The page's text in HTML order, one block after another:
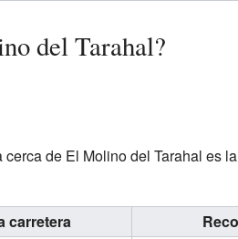
del Tarahal?
de El Molino del Tarahal es
carretera